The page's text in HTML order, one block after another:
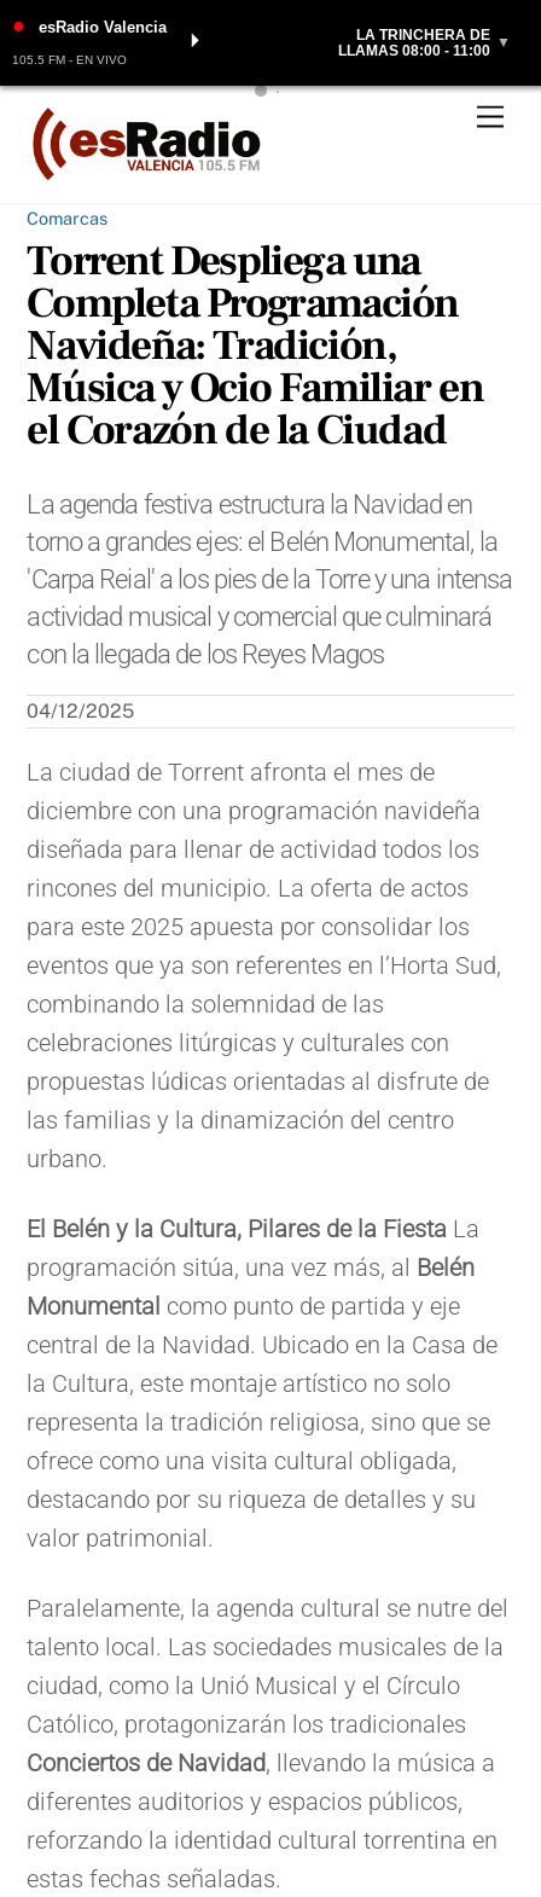
Skip
content
● esRadio Valencia
105.5 FM - EN VIVO
⏵
LA TRINCHERA DE
LLAMAS 08:00 - 11:00 ▼
Comarcas
Torrent Despliega una
Completa Programación
Navideña: Tradición,
Música y Ocio Familiar en
el Corazón de la Ciudad
La agenda festiva estructura la Navidad en
torno a grandes ejes: el Belén Monumental, la
'Carpa Reial' a los pies de la Torre y una intensa
actividad musical y comercial que culminará
con la llegada de los Reyes Magos
04/12/2025
La ciudad de Torrent afronta el mes de
diciembre con una programación navideña
diseñada para llenar de actividad todos los
rincones del municipio. La oferta de actos
para este 2025 apuesta por consolidar los
eventos que ya son referentes en l’Horta Sud,
combinando la solemnidad de las
celebraciones litúrgicas y culturales con
propuestas lúdicas orientadas al disfrute de
las familias y la dinamización del centro
urbano.
El Belén y la Cultura, Pilares de la Fiesta La
programación sitúa, una vez más, al Belén
Monumental como punto de partida y eje
central de la Navidad. Ubicado en la Casa de
la Cultura, este montaje artístico no solo
representa la tradición religiosa, sino que se
ofrece como una visita cultural obligada,
destacando por su riqueza de detalles y su
valor patrimonial.
Paralelamente, la agenda cultural se nutre del
talento local. Las sociedades musicales de la
ciudad, como la Unió Musical y el Círculo
Católico, protagonizarán los tradicionales
Conciertos de Navidad, llevando la música a
diferentes auditorios y espacios públicos,
reforzando la identidad cultural torrentina en
estas fechas señaladas.